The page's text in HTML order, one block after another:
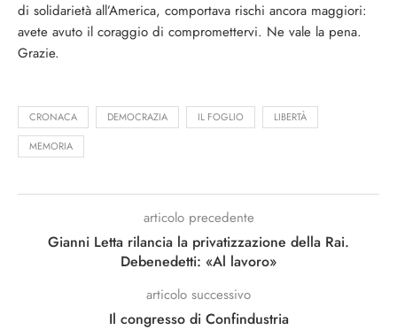
di solidarietà all’America, comportava rischi ancora maggiori:
avete avuto il coraggio di compromettervi. Ne vale la pena.
Grazie.
CRONACA DEMOCRAZIA IL FOGLIO LIBERTÀ
MEMORIA
articolo precedente
Gianni Letta rilancia la privatizzazione della Rai.
Debenedetti: «Al lavoro»
articolo successivo
Il congresso di Confindustria